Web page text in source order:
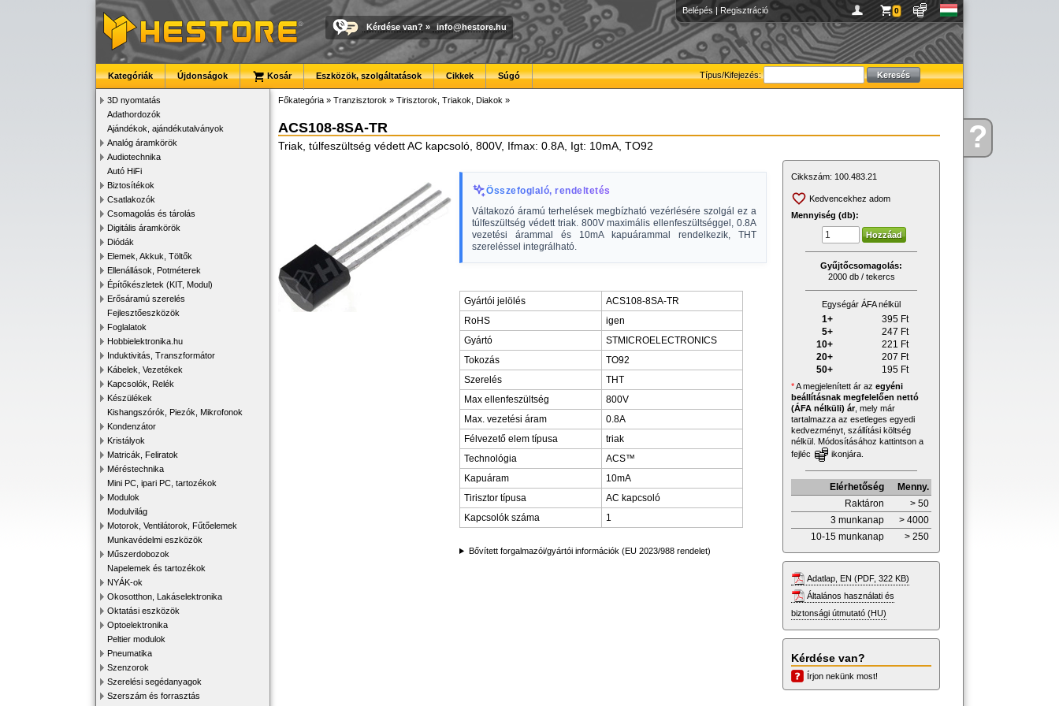
Kérdése?
Belépés | Regisztráció 0
Kérdése van? » info@hestore.hu
Típus/Kifejezés:
Kategóriák Újdonságok Kosár Eszközök, szolgáltatások Cikkek Súgó
3D nyomtatás
Adathordozók
Ajándékok, ajándékutalványok
Analóg áramkörök
Audiotechnika
Autó HiFi
Biztosítékok
Csatlakozók
Csomagolás és tárolás
Digitális áramkörök
Diódák
Elemek, Akkuk, Töltők
Ellenállások, Potméterek
Építőkészletek (KIT, Modul)
Erősáramú szerelés
Fejlesztőeszközök
Foglalatok
Hobbielektronika.hu
Induktivitás, Transzformátor
Kábelek, Vezetékek
Kapcsolók, Relék
Készülékek
Kishangszórók, Piezók, Mikrofonok
Kondenzátor
Kristályok
Matricák, Feliratok
Méréstechnika
Mini PC, ipari PC, tartozékok
Modulok
Modulvilág
Motorok, Ventilátorok, Fűtőelemek
Munkavédelmi eszközök
Műszerdobozok
Napelemek és tartozékok
NYÁK-ok
Okosotthon, Lakáselektronika
Oktatási eszközök
Optoelektronika
Peltier modulok
Pneumatika
Szenzorok
Szerelési segédanyagok
Szerszám és forrasztás
Főkategória » Tranzisztorok » Tirisztorok, Triakok, Diakok »
ACS108-8SA-TR
Triak, túlfeszültség védett AC kapcsoló, 800V, Ifmax: 0.8A, Igt: 10mA, TO92
Összefoglaló, rendeltetés
Váltakozó áramú terhelések megbízható vezérlésére szolgál ez a
túlfeszültség védett triak. 800V maximális ellenfeszültséggel, 0.8A
vezetési árammal és 10mA kapuárammal rendelkezik, THT
szereléssel integrálható.
Gyártói jelölés
ACS108-8SA-TR
RoHS
igen
Gyártó
STMICROELECTRONICS
Tokozás
TO92
Szerelés
THT
Max ellenfeszültség
800V
Max. vezetési áram
0.8A
Félvezető elem típusa
triak
Technológia
ACS™
Kapuáram
10mA
Tirisztor típusa
AC kapcsoló
Kapcsolók száma
1
Bővített forgalmazói/gyártói információk (EU 2023/988 rendelet)
Cikkszám: 100.483.21
Kedvencekhez adom
Mennyiség (db):
Gyűjtőcsomagolás:
2000 db / tekercs
Egységár ÁFA nélkül
1+ 395 Ft
5+
247 Ft
10+
221 Ft
20+
207 Ft
50+
195 Ft
*A megjelenített ár az egyéni
beállításnak megfelelően nettó
(ÁFA nélküli) ár, mely már
tartalmazza az esetleges egyedi
kedvezményt, szállítási költség
nélkül. Módosításához kattintson a
fejléc
ikonjára.
Elérhetőség
Menny.
Raktáron
> 50
3 munkanap
> 4000
10-15 munkanap
> 250
Adatlap, EN (PDF, 322 KB)
Általános használati és
biztonsági útmutató (HU)
Kérdése van?
Írjon nekünk most!